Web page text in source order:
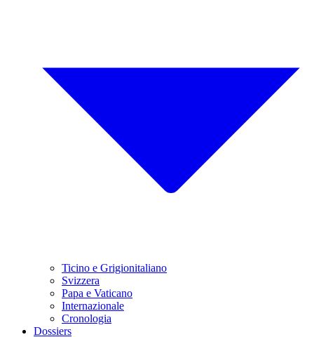
Ticino e Grigionitaliano
Svizzera
Papa e Vaticano
Internazionale
Cronologia
Dossiers